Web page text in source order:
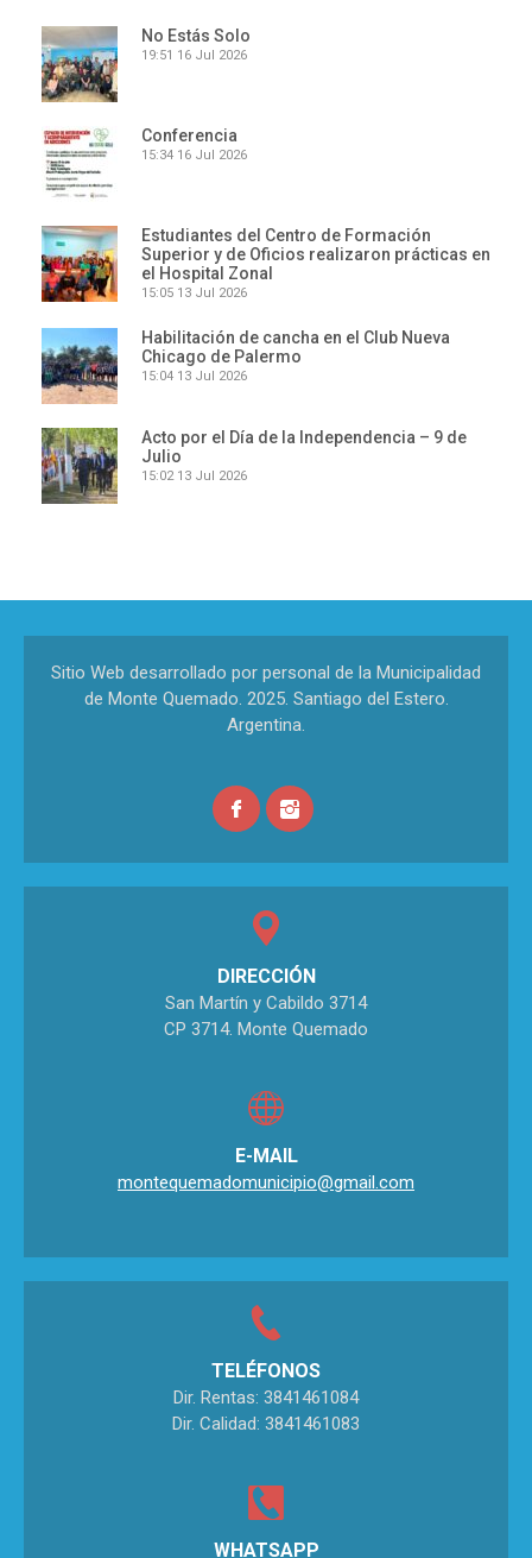
No Estás Solo
19:51 16 Jul 2026
Conferencia
15:34 16 Jul 2026
Estudiantes del Centro de Formación
Superior y de Oficios realizaron prácticas en
el Hospital Zonal
15:05 13 Jul 2026
Habilitación de cancha en el Club Nueva
Chicago de Palermo
15:04 13 Jul 2026
Acto por el Día de la Independencia – 9 de
Julio
15:02 13 Jul 2026
Sitio Web desarrollado por personal de la Municipalidad
de Monte Quemado. 2025. Santiago del Estero.
Argentina.
DIRECCIÓN
San Martín y Cabildo 3714
CP 3714. Monte Quemado
E-MAIL
montequemadomunicipio@gmail.com
TELÉFONOS
Dir. Rentas: 3841461084
Dir. Calidad: 3841461083
WHATSAPP